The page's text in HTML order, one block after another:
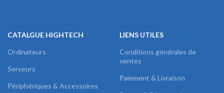
CATALGUE HIGHTECH
Ordinateurs
Serveurs
Périphériques & Accessoires
LIENS UTILES
Conditions générales de
ventes
Paiement & Livraison